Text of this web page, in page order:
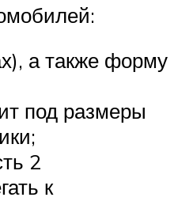
а также форму
под размеры
2
к